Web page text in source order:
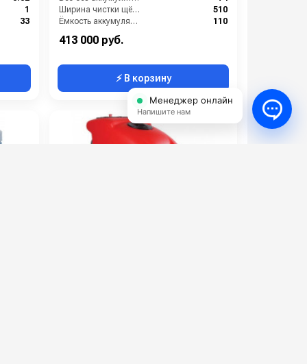
1
33
Ширина чистки щёток (мм):
510
Ёмкость аккумуляторов (Ач):
110
413 000 руб.
⚡ В корзину
Менеджер онлайн
Напишите нам